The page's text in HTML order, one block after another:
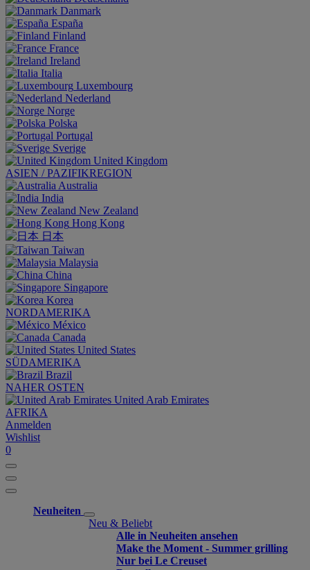
Danmark
España
Finland
France
Ireland
Italia
Luxembourg
Nederland
Norge
Polska
Portugal
Sverige
United Kingdom
ASIEN / PAZIFIKREGION
Australia
India
New Zealand
Hong Kong
日本
Taiwan
Malaysia
China
Singapore
Korea
NORDAMERIKA
México
Canada
United States
SÜDAMERIKA
Brazil
NAHER OSTEN
United Arab Emirates
AFRIKA
Anmelden
Wishlist
0
Neuheiten
Neu & Beliebt
Alle in Neuheiten ansehen
Make the Moment - Summer grilling
Nur bei Le Creuset